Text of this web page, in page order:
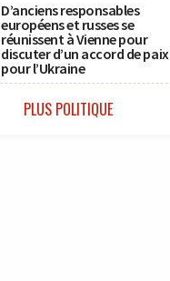
D’anciens responsables
européens et russes se
réunissent à Vienne pour
discuter d’un accord de paix
pour l’Ukraine
PLUS POLITIQUE